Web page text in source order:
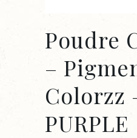
Poudre
–
Colorzz
PURPLE